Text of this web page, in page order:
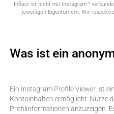
Inflact ist nicht mit Instagram™
jeweiligen Eigentümern. Wir
Was ist ein
Ein Instagram Profile Viewer ist
Kontoinhalten ermöglicht. Nutze
Profilinformationen anzuzeigen.